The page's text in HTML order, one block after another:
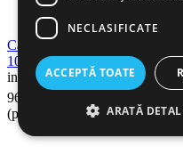
Cartus toner compatibil
108R00909, RETECH
in stoc
96
Lei
(pret cu TVA inclus)
NECLASIFICATE
ACCEPTĂ TOATE
ARATĂ